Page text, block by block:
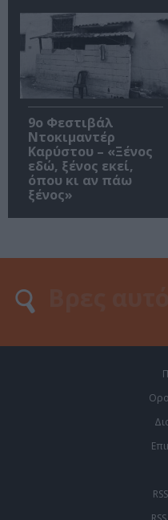
9ο Φεστιβάλ
Ντοκιμαντέρ
Καρύστου – «Ξένος
εδώ, ξένος εκεί,
όπου κι αν πάω
ξένος»